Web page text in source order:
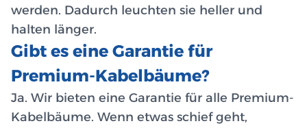
werden. Dadurch leuchten sie heller und
halten länger.
Gibt es eine Garantie für
Premium-Kabelbäume?
Ja. Wir bieten eine Garantie für alle Premium-
Kabelbäume. Wenn etwas schief geht,